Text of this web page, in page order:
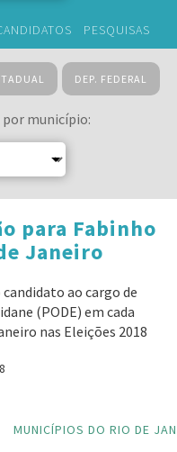
PESQUISAS
DEP. FEDERAL
município:
para Fabinho
Janeiro
ao cargo de
(PODE) em cada
nas Eleições 2018
MUNICÍPIOS DO RIO DE